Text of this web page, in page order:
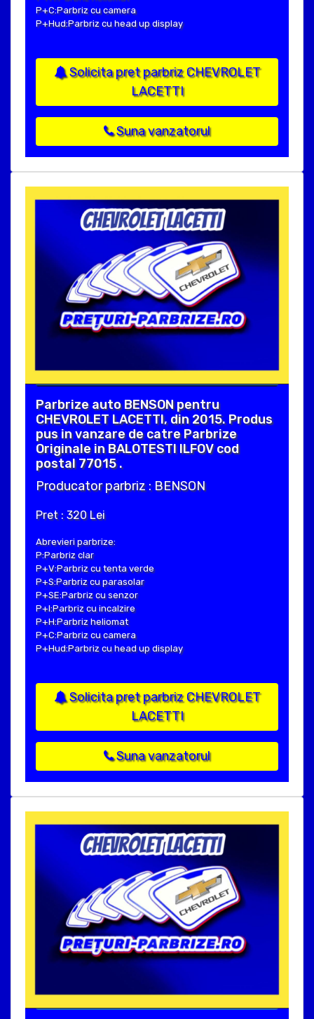
P+C:Parbriz cu camera
P+Hud:Parbriz cu head up display
Solicita pret parbriz CHEVROLET
LACETTI
Suna vanzatorul
Parbrize auto BENSON pentru
CHEVROLET LACETTI, din 2015. Produs
pus in vanzare de catre Parbrize
Originale in BALOTESTI ILFOV cod
postal 77015 .
Producator parbriz : BENSON
Pret : 320 Lei
Abrevieri parbrize:
P:Parbriz clar
P+V:Parbriz cu tenta verde
P+S:Parbriz cu parasolar
P+SE:Parbriz cu senzor
P+I:Parbriz cu incalzire
P+H:Parbriz heliomat
P+C:Parbriz cu camera
P+Hud:Parbriz cu head up display
Solicita pret parbriz CHEVROLET
LACETTI
Suna vanzatorul